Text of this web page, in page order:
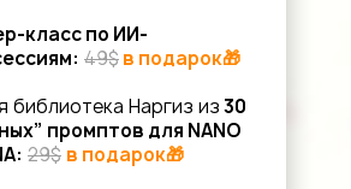
класс по ИИ-
49$в подарок🎁
библиотека Наргиз из30
промптов для NANO
29$ в подарок🎁